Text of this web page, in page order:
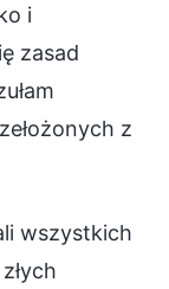
i
zasad
z
wszystkich